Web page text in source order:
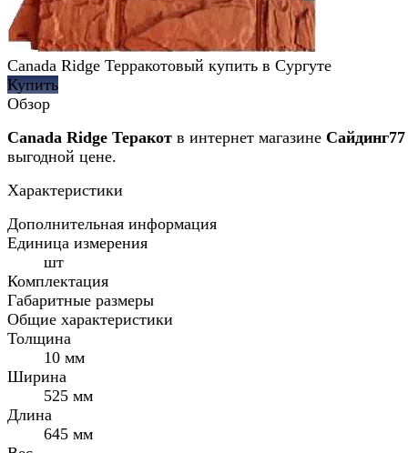
Canada Ridge Терракотовый купить в Сургуте
Купить
Обзор
Canada Ridge Теракот в интернет магазине
выгодной цене.
Характеристики
Дополнительная информация
Единица измерения
шт
Комплектация
Габаритные размеры
Общие характеристики
Толщина
10 мм
Ширина
525 мм
Длина
645 мм